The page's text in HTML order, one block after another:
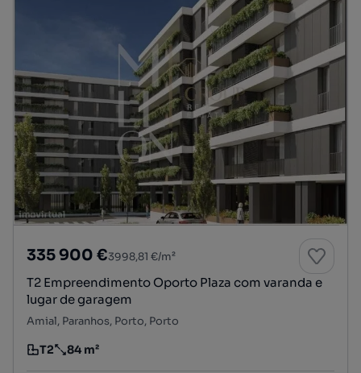
335 900 €3998,81 €/m²
T2 Empreendimento Oporto Plaza com varanda e
lugar de garagem
Amial, Paranhos, Porto, Porto
Tipologia
T2
Preço por metro quadrado
84 m²